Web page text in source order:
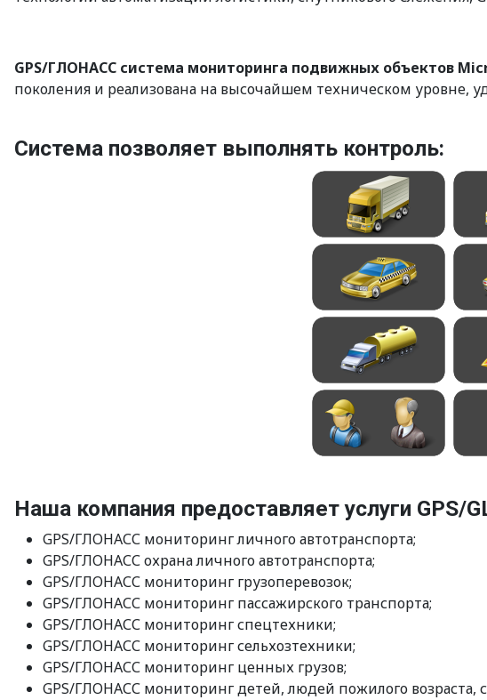
GPS/ГЛОНАСС система мониторинга подвижных объектов
поколения и реализована на высочайшем техническом уровне,
Система позволяет выполнять контроль:
Наша компания предоставляет услуги GPS/
GPS/ГЛОНАСС мониторинг личного автотранспорта;
GPS/ГЛОНАСС охрана личного автотранспорта;
GPS/ГЛОНАСС мониторинг грузоперевозок;
GPS/ГЛОНАСС мониторинг пассажирского транспорта;
GPS/ГЛОНАСС мониторинг спецтехники;
GPS/ГЛОНАСС мониторинг сельхозтехники;
GPS/ГЛОНАСС мониторинг ценных грузов;
GPS/ГЛОНАСС мониторинг детей, людей пожилого